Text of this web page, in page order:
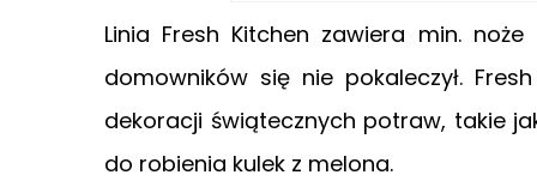
Linia Fresh Kitchen zawiera min.
domowników się nie pokaleczył.
dekoracji świątecznych potraw, takie
do robienia kulek z melona.